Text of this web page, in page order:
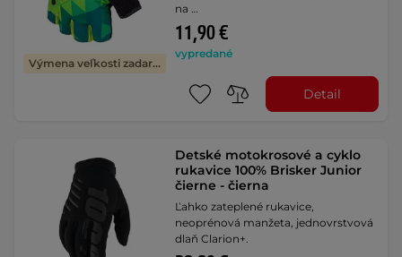
Výmena veľkosti zadarmo
na …
11,90 €
vypredané
Detail
Detské motokrosové a cyklo
rukavice 100% Brisker Junior
čierne - čierna
Ľahko zateplené rukavice,
neoprénová manžeta, jednovrstvová
dlaň Clarion+.